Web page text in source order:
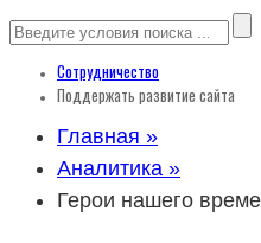
Сотрудничество
Поддержать развитие сайта
Главная »
Аналитика »
Герои нашего